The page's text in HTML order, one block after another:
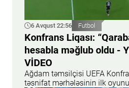
6 Avqust 22:56 Futbol
Konfrans Liqası:
hesabla məğlub oldu -
VİDEO
Ağdam təmsilçisi UEFA
təsnifat mərhələsinin ilk